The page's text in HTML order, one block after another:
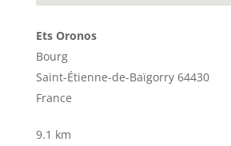
Ets Oronos
Bourg
Saint-Étienne-de-Baïgorry 64430
France
9.1 km